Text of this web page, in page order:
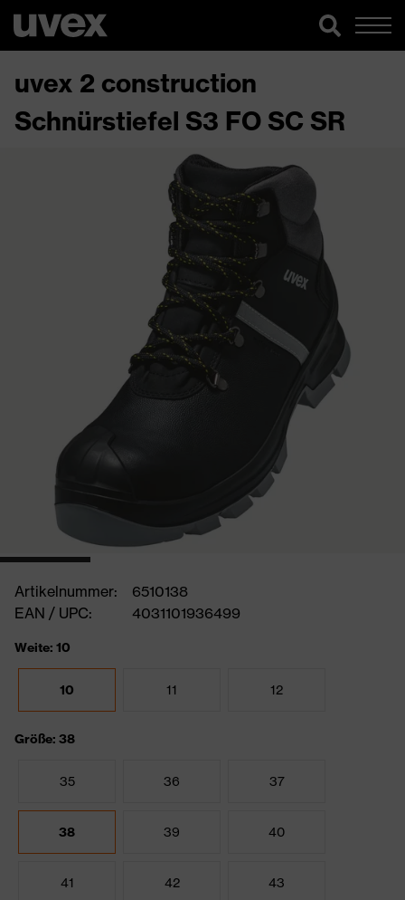
uvex 2 construction
Schnürstiefel S3 FO SC SR
Artikelnummer:
6510138
EAN / UPC:
4031101936499
Weite: 10
10 11 12
Größe: 38
35 36 37
38 39 40
41 42 43